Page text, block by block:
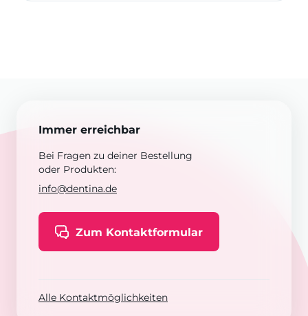
Immer erreichbar
Bei Fragen zu deiner Bestellung
oder Produkten:
info@dentina.de
Zum Kontaktformular
Alle Kontaktmöglichkeiten